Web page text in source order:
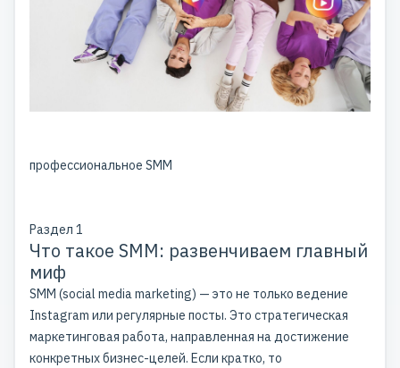
профессиональное SMM
Раздел 1
Что такое SMM: развенчиваем главный
миф
SMM (social media marketing) — это не только ведение
Instagram или регулярные посты. Это стратегическая
маркетинговая работа, направленная на достижение
конкретных бизнес-целей. Если кратко, то